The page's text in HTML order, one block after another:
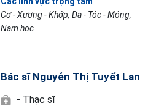
Cơ - Xương - Khớp, Da - Tóc - Móng,
Nam học
Bác sĩ Nguyễn Thị Tuyết Lan
- Thạc sĩ